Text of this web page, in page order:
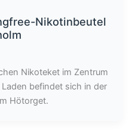
Nikotinbeutel
Nikoteket im Zentrum
befindet sich in der
Hötorget.